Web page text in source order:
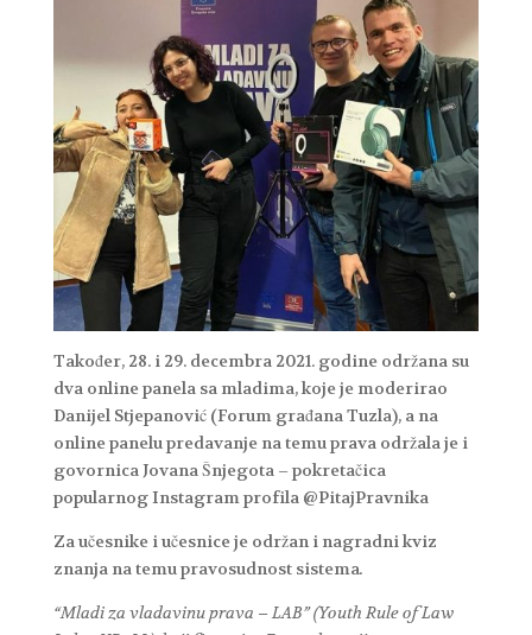
Također, 28. i 29. decembra 2021. godine održana su
dva online panela sa mladima, koje je moderirao
Danijel Stjepanović (Forum građana Tuzla), a na
online panelu predavanje na temu prava održala je i
govornica Jovana Šnjegota – pokretačica
popularnog Instagram profila @PitajPravnika
Za učesnike i učesnice je održan i nagradni kviz
znanja na temu pravosudnost sistema.
“Mladi za vladavinu prava – LAB” (Youth Rule of Law